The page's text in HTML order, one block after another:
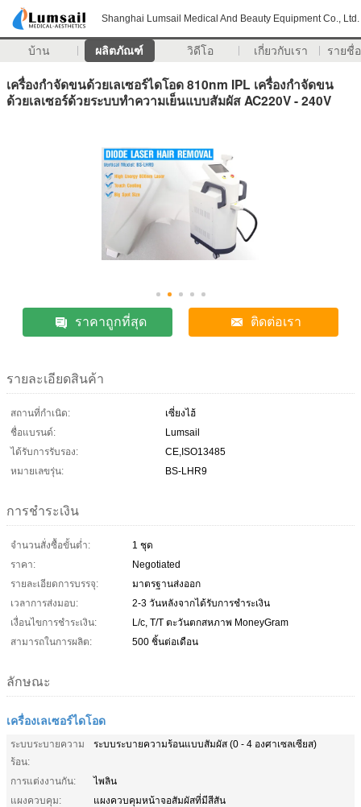
Shanghai Lumsail Medical And Beauty Equipment Co., Ltd.
บ้าน ผลิตภัณฑ์ วิดีโอ เกี่ยวกับเรา รายชื่
เครื่องกำจัดขนด้วยเลเซอร์ไดโอด 810nm IPL เครื่องกำจัดขน
ด้วยเลเซอร์ด้วยระบบทำความเย็นแบบสัมผัส AC220V - 240V
ราคาถูกที่สุด ติดต่อเรา
รายละเอียดสินค้า
สถานที่กำเนิด:
เซี่ยงไฮ้
ชื่อแบรนด์:
Lumsail
ได้รับการรับรอง:
CE,ISO13485
หมายเลขรุ่น:
BS-LHR9
การชำระเงิน
จำนวนสั่งซื้อขั้นต่ำ:
1 ชุด
ราคา:
Negotiated
รายละเอียดการบรรจุ:
มาตรฐานส่งออก
เวลาการส่งมอบ:
2-3 วันหลังจากได้รับการชำระเงิน
เงื่อนไขการชำระเงิน:
L/c, T/T ตะวันตกสหภาพ MoneyGram
สามารถในการผลิต:
500 ชิ้นต่อเดือน
ลักษณะ
เครื่องเลเซอร์ไดโอด
ระบบระบายความ
ร้อน:
ระบบระบายความร้อนแบบสัมผัส (0 - 4 องศาเซลเซียส)
การแต่งงานกัน:
ไพลิน
แผงควบคุม:
แผงควบคุมหน้าจอสัมผัสที่มีสีสัน